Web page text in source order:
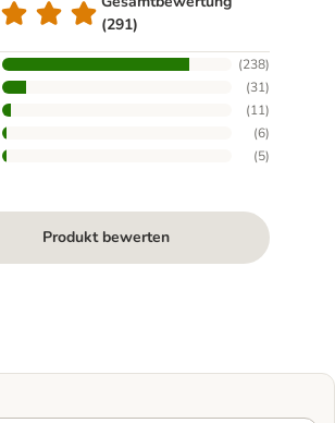
(291)
(238)
(31)
(11)
(6)
(5)
Produkt bewerten